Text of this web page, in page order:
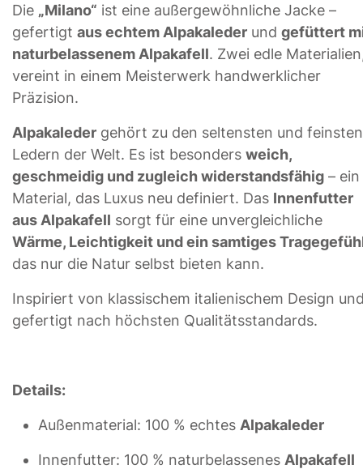
Die „Milano“ ist eine außergewöhnliche Jacke –
gefertigt aus echtem Alpakaleder und gefüttert
naturbelassenem Alpakafell. Zwei edle
vereint in einem Meisterwerk handwerklicher
Präzision.
Alpakaleder gehört zu den seltensten und feinsten
Ledern der Welt. Es ist besonders weich,
geschmeidig und zugleich widerstandsfähig – ein
Material, das Luxus neu definiert. Das Innenfutter
aus Alpakafell sorgt für eine unvergleichliche
Wärme, Leichtigkeit und ein samtiges
das nur die Natur selbst bieten kann.
Inspiriert von klassischem italienischem Design
gefertigt nach höchsten Qualitätsstandards.
Details:
Außenmaterial: 100 % echtes Alpakaleder
Innenfutter: 100 % naturbelassenes Alpakafell